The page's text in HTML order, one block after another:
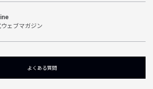
ェブマガジン
よくある質問